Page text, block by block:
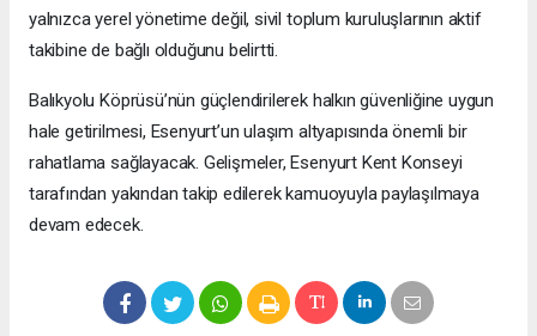
yalnızca yerel yönetime değil, sivil toplum kuruluşlarının aktif
takibine de bağlı olduğunu belirtti.
Balıkyolu Köprüsü’nün güçlendirilerek halkın güvenliğine uygun
hale getirilmesi, Esenyurt’un ulaşım altyapısında önemli bir
rahatlama sağlayacak. Gelişmeler, Esenyurt Kent Konseyi
tarafından yakından takip edilerek kamuoyuyla paylaşılmaya
devam edecek.